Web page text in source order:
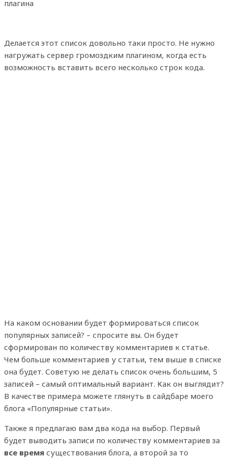
Делается этот список довольно таки просто. Не нужно
нагружать сервер громоздким плагином, когда есть
возможность вставить всего несколько строк кода.
На каком основании будет формироваться список
популярных записей? – спросите вы. Он будет
сформирован по количеству комментариев к статье.
Чем больше комментариев у статьи, тем выше в списке
она будет. Советую не делать список очень большим, 5
записей – самый оптимальный вариант. Как он выглядит?
В качестве примера можете глянуть в сайдбаре моего
блога «Популярные статьи».
Также я предлагаю вам два кода на выбор. Первый
будет выводить записи по количеству комментариев за
все время существования блога, а второй за то